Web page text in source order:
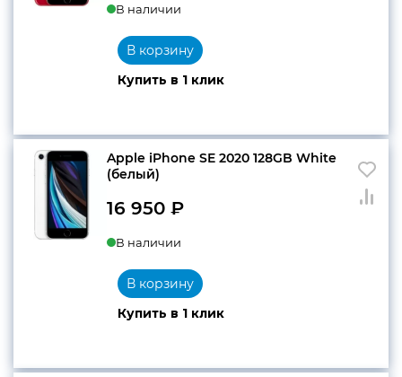
В наличии
Купить в 1 клик
В корзину
Apple iPhone SE 2020 128GB White
(белый)
16 950 ₽
В наличии
Купить в 1 клик
В корзину